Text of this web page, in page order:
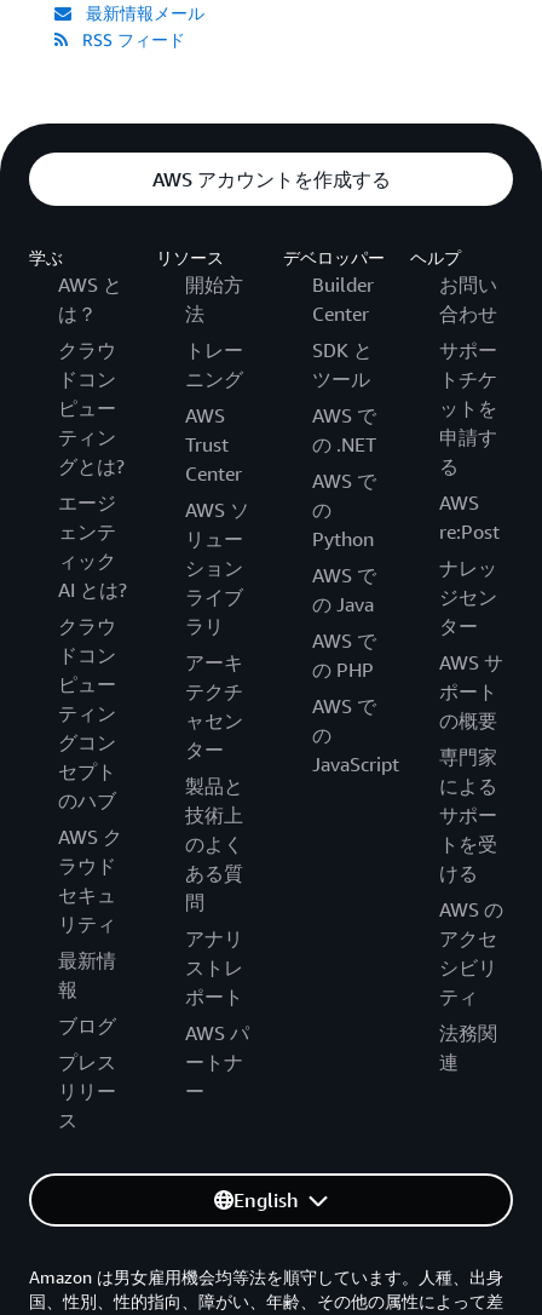
最新情報メール
RSS フィード
AWS アカウントを作成する
学ぶ
AWS と
は？
クラウ
ドコン
ピュー
ティン
グとは?
エージ
ェンテ
ィック
AI とは?
クラウ
ドコン
ピュー
ティン
グコン
セプト
のハブ
AWS ク
ラウド
セキュ
リティ
最新情
報
ブログ
プレス
リリー
ス
リソース
開始方
法
トレー
ニング
AWS
Trust
Center
AWS ソ
リュー
ション
ライブ
ラリ
アーキ
テクチ
ャセン
ター
製品と
技術上
のよく
ある質
問
アナリ
ストレ
ポート
AWS パ
ートナ
ー
デベロッパー
Builder
Center
SDK と
ツール
AWS で
の .NET
AWS で
の
Python
AWS で
の Java
AWS で
の PHP
AWS で
の
JavaScript
ヘルプ
お問い
合わせ
サポー
トチケ
ットを
申請す
る
AWS
re:Post
ナレッ
ジセン
ター
AWS サ
ポート
の概要
専門家
による
サポー
トを受
ける
AWS の
アクセ
シビリ
ティ
法務関
連
English
Amazon は男女雇用機会均等法を順守しています。人種、出身
国、性別、性的指向、障がい、年齢、その他の属性によって差